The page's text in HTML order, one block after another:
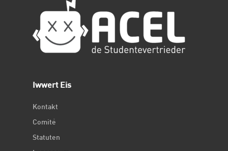
Iwwert Eis
Kontakt
Comité
Statuten